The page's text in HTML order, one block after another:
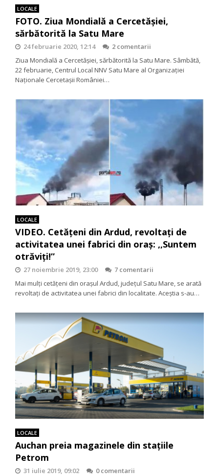
LOCALE
FOTO. Ziua Mondială a Cercetășiei,
sărbătorită la Satu Mare
24 februarie 2020, 12:14
2 comentarii
Ziua Mondială a Cercetășiei, sărbătorită la Satu Mare. Sâmbătă,
22 februarie, Centrul Local NNV Satu Mare al Organizației
Naționale Cercetașii României…
LOCALE
VIDEO. Cetățeni din Ardud, revoltați de
activitatea unei fabrici din oraș: ,,Suntem
otrăviți!”
27 noiembrie 2019, 23:00
7 comentarii
Mai mulți cetățeni din orașul Ardud, județul Satu Mare, se arată
revoltați de activitatea unei fabrici din localitate. Aceștia s-au…
LOCALE
Auchan preia magazinele din stațiile
Petrom
31 iulie 2019, 09:02 0 comentarii